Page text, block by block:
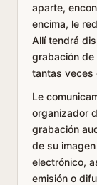
aparte,
encima, le
Allí tendrá
grabación
tantas veces
Le
organizador
grabación
de su
electrónico,
emisión o